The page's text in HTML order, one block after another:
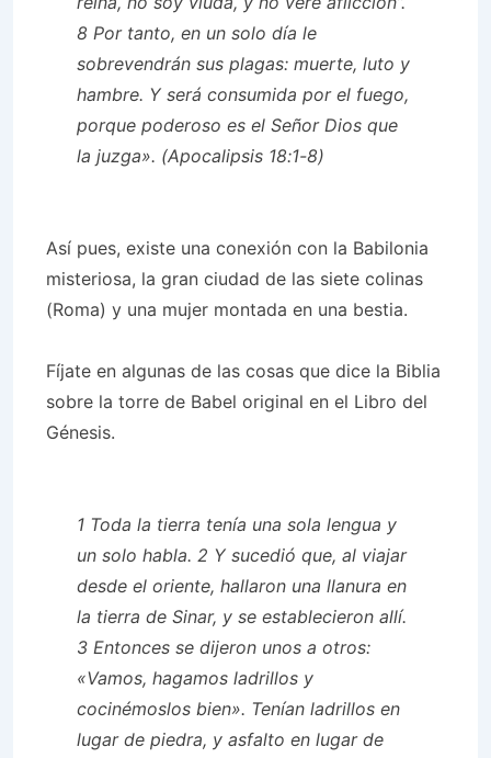
8 Por tanto, en un solo día le
sobrevendrán sus plagas: muerte, luto y
hambre. Y será consumida por el fuego,
porque poderoso es el Señor Dios que
la juzga». (Apocalipsis 18:1-8)
Así pues, existe una conexión con la Babilonia
misteriosa, la gran ciudad de las siete colinas
(Roma) y una mujer montada en una bestia.
Fíjate en algunas de las cosas que dice la Biblia
sobre la torre de Babel original en el Libro del
Génesis.
1 Toda la tierra tenía una sola lengua y
un solo habla. 2 Y sucedió que, al viajar
desde el oriente, hallaron una llanura en
la tierra de Sinar, y se establecieron allí.
3 Entonces se dijeron unos a otros:
«Vamos, hagamos ladrillos y
cocinémoslos bien». Tenían ladrillos en
lugar de piedra, y asfalto en lugar de